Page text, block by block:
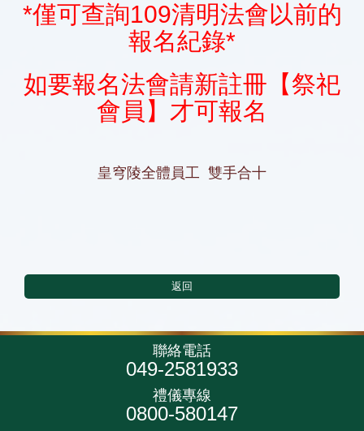
*僅可查詢109清明法會以前的
報名紀錄*
如要報名法會請新註冊【祭祀
會員】才可報名
皇穹陵全體員工 雙手合十
返回
聯絡電話
049-2581933
禮儀專線
0800-580147